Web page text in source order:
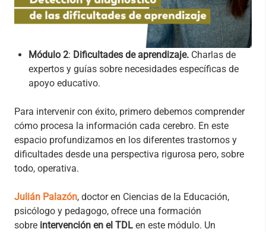
Módulo 2: Dificultades de aprendizaje. Charlas de
expertos y guías sobre necesidades específicas de
apoyo educativo.
Para intervenir con éxito, primero debemos comprender
cómo procesa la información cada cerebro. En este
espacio profundizamos en los diferentes trastornos y
dificultades desde una perspectiva rigurosa pero, sobre
todo, operativa.
Julián Palazón, doctor en Ciencias de la Educación,
psicólogo y pedagogo, ofrece una formación
sobre intervención en el TDL en este módulo. Un